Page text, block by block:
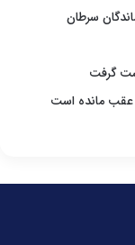
سرطان
گرفت
مانده است